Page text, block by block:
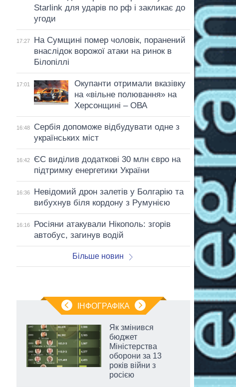
Starlink для ударів по рф і закликає до
угоди
17:27
На Сумщині помер чоловік, поранений
внаслідок ворожої атаки на ринок в
Білопіллі
17:01
Окупанти отримали вказівку
на «вільне полювання» на
Херсонщині – ОВА
16:48
Сербія допоможе відбудувати одне з
українських міст
16:42
ЄС виділив додаткові 30 млн євро на
підтримку енергетики України
16:36
Невідомий дрон залетів у Болгарію та
вибухнув біля кордону з Румунією
16:16
Росіяни атакували Нікополь: згорів
автобус, загинув водій
Більше новин
ІНФОГРАФІКА
Як змінився
бюджет
Міністерства
оборони за 13
років війни з
росією